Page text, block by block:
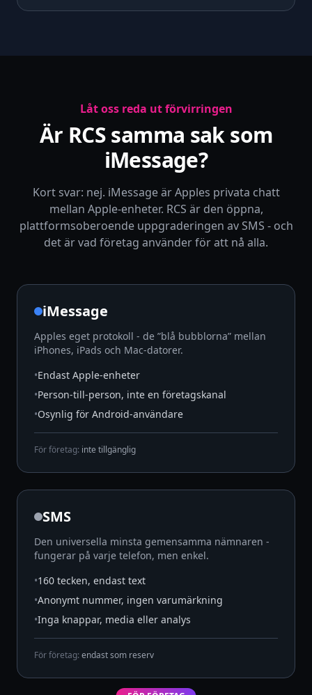
Låt oss reda ut förvirringen
Är RCS samma sak som
iMessage?
Kort svar: nej. iMessage är Apples privata chatt
mellan Apple-enheter. RCS är den öppna,
plattformsoberoende uppgraderingen av SMS - och
det är vad företag använder för att nå alla.
iMessage
Apples eget protokoll - de ”blå bubblorna” mellan
iPhones, iPads och Mac-datorer.
•Endast Apple-enheter
•Person-till-person, inte en företagskanal
•Osynlig för Android-användare
För företag: inte tillgänglig
SMS
Den universella minsta gemensamma nämnaren -
fungerar på varje telefon, men enkel.
•160 tecken, endast text
•Anonymt nummer, ingen varumärkning
•Inga knappar, media eller analys
För företag: endast som reserv